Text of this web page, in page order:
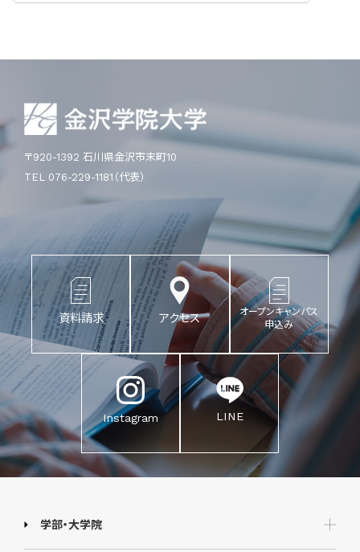
〒920-1392 石川県金沢市末町10
TEL 076-229-1181（代表）
資料請求 アクセス
オープンキャンパス
申込み
Instagram LINE
学部・大学院